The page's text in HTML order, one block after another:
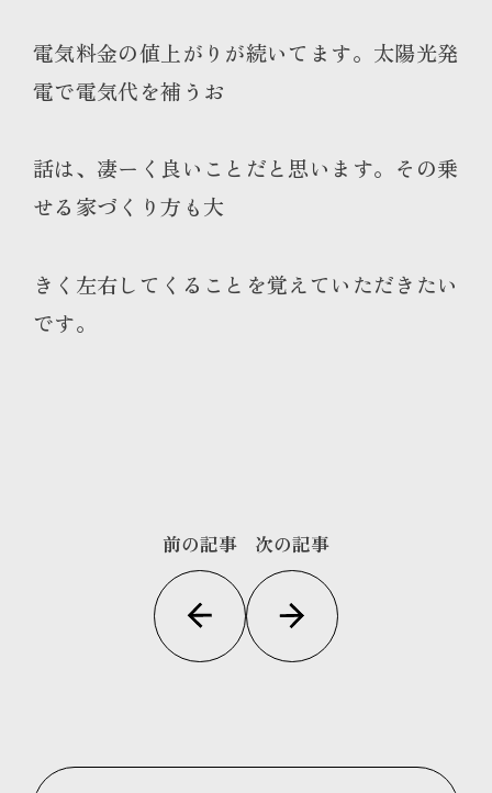
電気料金の値上がりが続いてます。太陽光発
電で電気代を補うお
話は、凄ーく良いことだと思います。その乗
せる家づくり方も大
きく左右してくることを覚えていただきたい
です。
前の記事 次の記事